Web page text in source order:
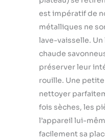
est impératif de
métalliques ne
lave-vaisselle. Un
chaude
préserver leur
rouille. Une
nettoyer
fois sèches, les
l’appareil lui-
facilement sa